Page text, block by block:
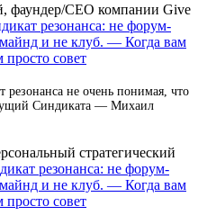
фаундер/СЕО компании Give
резонанса: не форум-
и не клуб. — Когда вам
совет
не очень понимая, что
Синдиката — Михаил
стратегический
резонанса: не форум-
и не клуб. — Когда вам
совет